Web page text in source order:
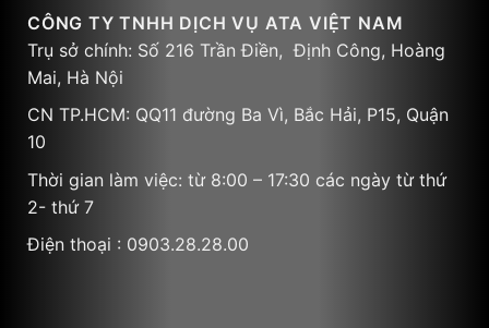
CÔNG TY TNHH DỊCH VỤ ATA VIỆT NAM
Trụ sở chính: Số 216 Trần Điền, Định Công, Hoàng
Mai, Hà Nội
CN TP.HCM: QQ11 đường Ba Vì, Bắc Hải, P15, Quận
10
Thời gian làm việc: từ 8:00 – 17:30 các ngày từ thứ
2- thứ 7
Điện thoại : 0903.28.28.00